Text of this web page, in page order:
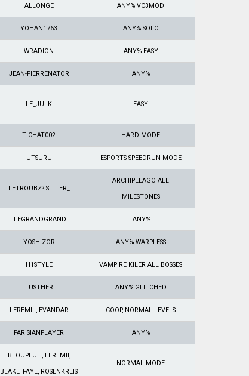
ALLONGE ANY% VC3MOD
YOHAN1763 ANY% SOLO
WRADION ANY% EASY
JEAN-PIERRENATOR ANY%
LE_JULK EASY
TICHAT002 HARD MODE
UTSURU ESPORTS SPEEDRUN MODE
LETROUBZ? STITER_
ARCHIPELAGO ALL
MILESTONES
LEGRANDGRAND ANY%
YOSHIZOR ANY% WARPLESS
H1STYLE VAMPIRE KILER ALL BOSSES
LUSTHER ANY% GLITCHED
LEREMIII, EVANDAR COOP, NORMAL LEVELS
PARISIANPLAYER ANY%
BLOUPEUH, LEREMII,
BLAKE_FAYE, ROSENKREIS
NORMAL MODE